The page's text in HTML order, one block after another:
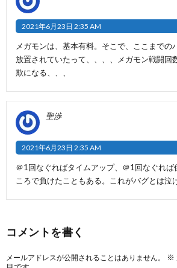
2021年6月23日 2:35 AM
メガモンは、基本有料。そこで、ここまでの
放置されていたって、、、、メガモン戦闘回
欺になる、、、
聖渉
2021年6月23日 2:35 AM
＠1回なぐればタイムアップ、＠1回なぐれば
ころで負けたこともある。これがバグとは泣
コメントを書く
メールアドレスが公開されることはありません。 ※